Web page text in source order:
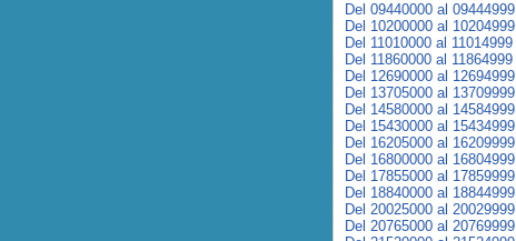
Del 09440000 al 09444999
Del 10200000 al 10204999
Del 11010000 al 11014999
Del 11860000 al 11864999
Del 12690000 al 12694999
Del 13705000 al 13709999
Del 14580000 al 14584999
Del 15430000 al 15434999
Del 16205000 al 16209999
Del 16800000 al 16804999
Del 17855000 al 17859999
Del 18840000 al 18844999
Del 20025000 al 20029999
Del 20765000 al 20769999